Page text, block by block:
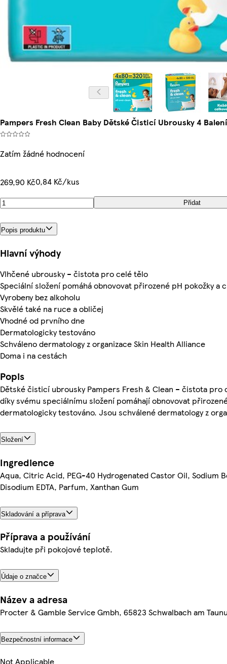
Pampers Fresh Clean Baby Dětské Čisticí Ubrousky 4
Zatím žádné hodnocení
269,90 Kč0,84 Kč/kus
Přidat
Popis produktu
Hlavní výhody
Vlhčené ubrousky – čistota pro celé tělo
Speciální složení pomáhá obnovovat přirozené pH pokožky a
Vyrobeny bez alkoholu
Skvělé také na ruce a obličej
Vhodné od prvního dne
Dermatologicky testováno
Schváleno dermatology z organizace Skin Health Alliance
Doma i na cestách
Popis
Dětské čisticí ubrousky Pampers Fresh & Clean – čistota
díky svému speciálnímu složení pomáhají obnovovat
dermatologicky testováno. Jsou schválené dermatology z
Složení
Ingredience
Aqua, Citric Acid, PEG-40 Hydrogenated Castor Oil, Sodium
Disodium EDTA, Parfum, Xanthan Gum
Skladování a příprava
Příprava a používání
Skladujte při pokojové teplotě.
Údaje o značce
Název a adresa
Procter & Gamble Service Gmbh, 65823 Schwalbach am
Bezpečnostní informace
Not Applicable